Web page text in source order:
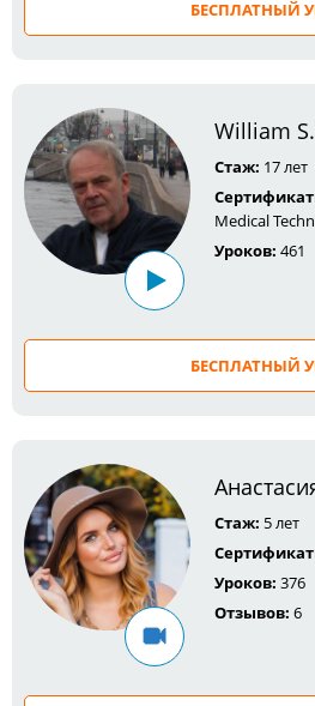
БЕСПЛАТНЫЙ
William S.
Стаж: 17 лет
Medical
Уроков: 461
БЕСПЛАТНЫЙ
Стаж: 5 лет
Уроков: 376
Отзывов: 6